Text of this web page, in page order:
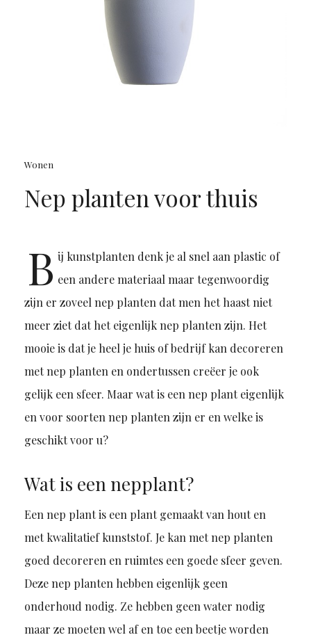
Wonen
Nep planten voor thuis
B ij kunstplanten denk je al snel aan plastic of
een andere materiaal maar tegenwoordig
zijn er zoveel nep planten dat men het haast niet
meer ziet dat het eigenlijk nep planten zijn. Het
mooie is dat je heel je huis of bedrijf kan decoreren
met nep planten en ondertussen creëer je ook
gelijk een sfeer. Maar wat is een nep plant eigenlijk
en voor soorten nep planten zijn er en welke is
geschikt voor u?
Wat is een nepplant?
Een nep plant is een plant gemaakt van hout en
met kwalitatief kunststof. Je kan met nep planten
goed decoreren en ruimtes een goede sfeer geven.
Deze nep planten hebben eigenlijk geen
onderhoud nodig. Ze hebben geen water nodig
maar ze moeten wel af en toe een beetje worden